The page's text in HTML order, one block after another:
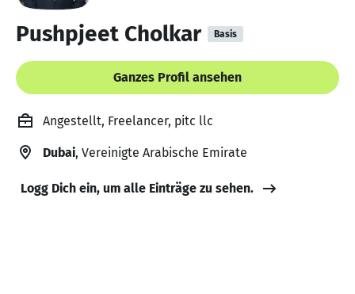
Pushpjeet Cholkar Basis
Ganzes Profil ansehen
Angestellt, Freelancer, pitc llc
Dubai, Vereinigte Arabische Emirate
Logg Dich ein, um alle Einträge zu sehen.